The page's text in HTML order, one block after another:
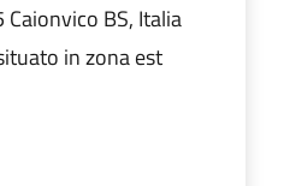
Caionvico BS, Italia
in zona est